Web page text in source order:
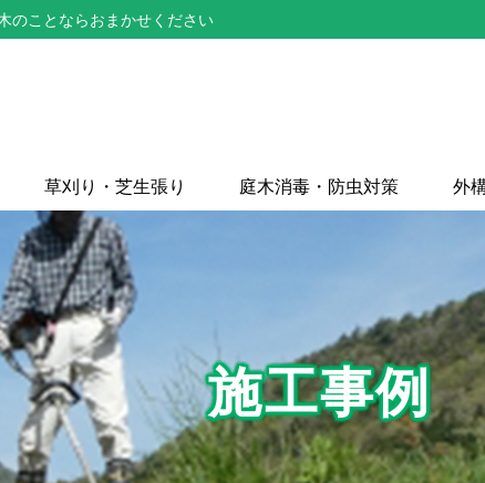
のことならおまかせください
草刈り・芝生張り 庭木消毒・防虫対策 外
施工事例